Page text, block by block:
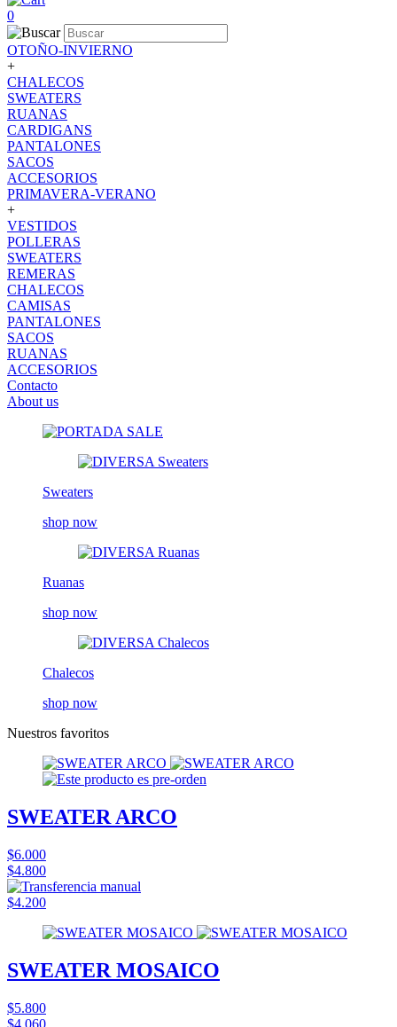
0
OTOÑO-INVIERNO
+
CHALECOS
SWEATERS
RUANAS
CARDIGANS
PANTALONES
SACOS
ACCESORIOS
PRIMAVERA-VERANO
+
VESTIDOS
POLLERAS
SWEATERS
REMERAS
CHALECOS
CAMISAS
PANTALONES
SACOS
RUANAS
ACCESORIOS
Contacto
About us
Sweaters
shop now
Ruanas
shop now
Chalecos
shop now
Nuestros favoritos
SWEATER ARCO
$6.000
$4.800
$4.200
SWEATER MOSAICO
$5.800
$4.060